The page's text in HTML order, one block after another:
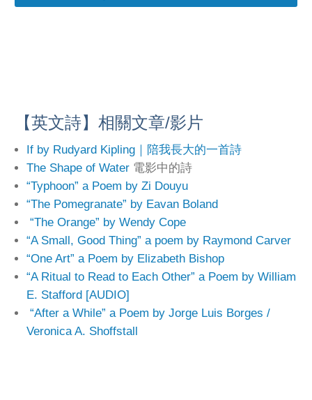
【英文詩】相關文章/影片
If by Rudyard Kipling｜陪我長大的一首詩
The Shape of Water 電影中的詩
“Typhoon” a Poem by Zi Douyu
“The Pomegranate” by Eavan Boland
“The Orange” by Wendy Cope
“A Small, Good Thing” a poem by Raymond Carver
“One Art” a Poem by Elizabeth Bishop
“A Ritual to Read to Each Other” a Poem by William
E. Stafford [AUDIO]
“After a While” a Poem by Jorge Luis Borges /
Veronica A. Shoffstall